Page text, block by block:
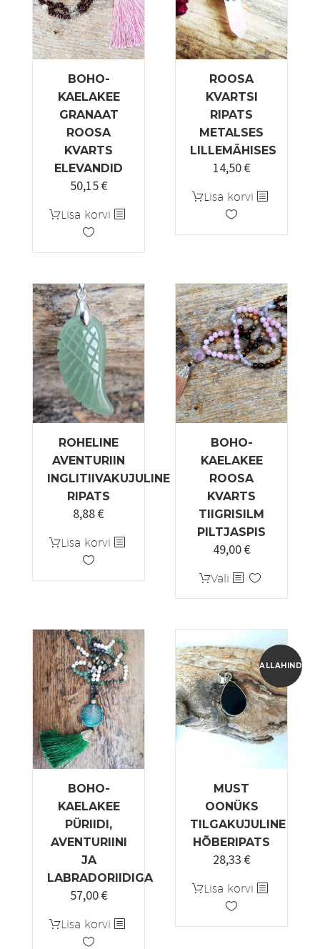
BOHO-
KAELAKEE
GRANAAT
ROOSA
KVARTS
ELEVANDID
Algne
oli:
59,00 €.
50,15€Praegune
on:
Lisa korvi
ROOSA
KVARTSI
RIPATS
METALSES
LILLEMÄHISES
14,50€
Lisa korvi
ROHELINE
AVENTURIIN
INGLITIIVAKUJULINE
RIPATS
8,88€
Lisa korvi
BOHO-
KAELAKEE
ROOSA
KVARTS
TIIGRISILM
PILTJASPIS
49,00€
Vali Sellel
tootel
mitu
varianti.
Valikuid
saab
teha
tootelehel.
BOHO-
KAELAKEE
PÜRIIDI,
AVENTURIINI
JA
LABRADORIIDIGA
57,00€
Lisa korvi
ALLAHINDLUS!
MUST
OONÜKS
TILGAKUJULINE
HÕBERIPATS
Algne
oli:
33,33 €.
28,33 €Praegune
on:
Lisa korvi